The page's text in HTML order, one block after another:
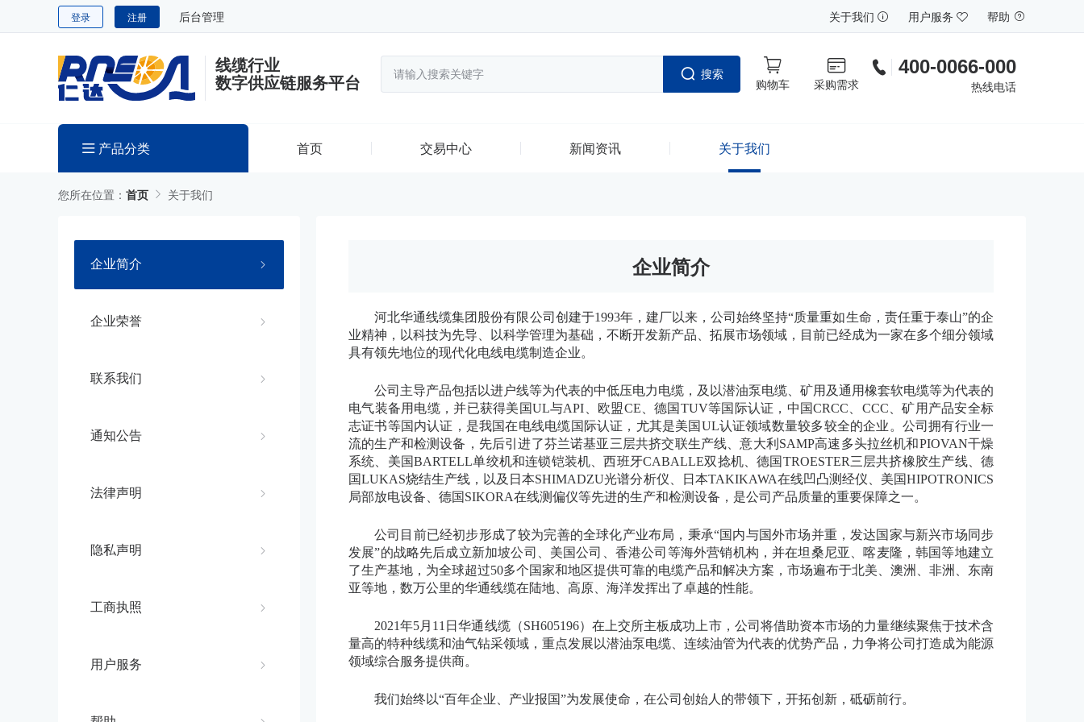
登录 注册 后台管理 关于我们 用户服务 帮助
线缆行业
数字供应链服务平台 搜索
购物车 采购需求
400-0066-000
热线电话
产品分类 首页 交易中心 新闻资讯 关于我们
您所在位置： 首页 关于我们
企业简介
企业荣誉
联系我们
通知公告
法律声明
隐私声明
工商执照
用户服务
企业简介
河北华通线缆集团股份有限公司创建于1993年，建厂以来，公司始终坚持“质量重如生命，责任重于泰山”的企
业精神，以科技为先导、以科学管理为基础，不断开发新产品、拓展市场领域，目前已经成为一家在多个细分领域
具有领先地位的现代化电线电缆制造企业。
公司主导产品包括以进户线等为代表的中低压电力电缆，及以潜油泵电缆、矿用及通用橡套软电缆等为代表的
电气装备用电缆，并已获得美国UL与API、欧盟CE、德国TUV等国际认证，中国CRCC、CCC、矿用产品安全标
志证书等国内认证，是我国在电线电缆国际认证，尤其是美国UL认证领域数量较多较全的企业。公司拥有行业一
流的生产和检测设备，先后引进了芬兰诺基亚三层共挤交联生产线、意大利SAMP高速多头拉丝机和PIOVAN干燥
系统、美国BARTELL单绞机和连锁铠装机、西班牙CABALLE双捻机、德国TROESTER三层共挤橡胶生产线、德
国LUKAS烧结生产线，以及日本SHIMADZU光谱分析仪、日本TAKIKAWA在线凹凸测经仪、美国HIPOTRONICS
局部放电设备、德国SIKORA在线测偏仪等先进的生产和检测设备，是公司产品质量的重要保障之一。
公司目前已经初步形成了较为完善的全球化产业布局，秉承“国内与国外市场并重，发达国家与新兴市场同步
发展”的战略先后成立新加坡公司、美国公司、香港公司等海外营销机构，并在坦桑尼亚、喀麦隆，韩国等地建立
了生产基地，为全球超过50多个国家和地区提供可靠的电缆产品和解决方案，市场遍布于北美、澳洲、非洲、东南
亚等地，数万公里的华通线缆在陆地、高原、海洋发挥出了卓越的性能。
2021年5月11日华通线缆（SH605196）在上交所主板成功上市，公司将借助资本市场的力量继续聚焦于技术含
量高的特种线缆和油气钻采领域，重点发展以潜油泵电缆、连续油管为代表的优势产品，力争将公司打造成为能源
领域综合服务提供商。
我们始终以“百年企业、产业报国”为发展使命，在公司创始人的带领下，开拓创新，砥砺前行。